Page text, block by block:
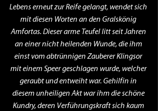
Lebens erneut zur Reife gelangt, wendet sich
mit diesen Worten an den Gralskönig
Amfortas. Dieser arme Teufel litt seit Jahren
an einer nicht heilenden Wunde, die ihm
einst vom abtrünnigen Zauberer Klingsor
mit einem Speer geschlagen wurde, welcher
geraubt und entweiht war. Gehilfin in
diesem unheiligen Akt war ihm die schöne
Kundry, deren Verführungskraft sich kaum